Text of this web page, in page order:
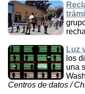
Luz
los
una
Centros de datos /